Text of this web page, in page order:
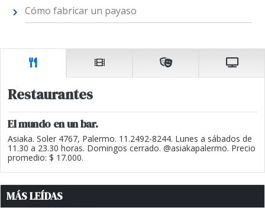
Cómo fabricar un payaso
Restaurantes
El mundo en un bar.
Asiaka. Soler 4767, Palermo. 11.2492-8244. Lunes a sábados de
11.30 a 23.30 horas. Domingos cerrado. @asiakapalermo. Precio
promedio: $ 17.000.
MÁS LEÍDAS